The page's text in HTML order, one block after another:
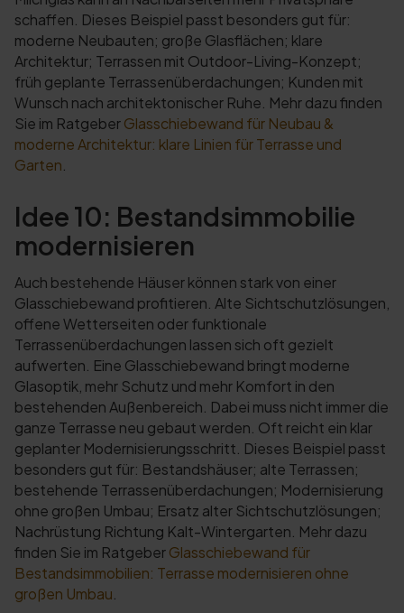
schaffen. Dieses Beispiel passt besonders gut für:
moderne Neubauten; große Glasflächen; klare
Architektur; Terrassen mit Outdoor-Living-Konzept;
früh geplante Terrassenüberdachungen; Kunden mit
Wunsch nach architektonischer Ruhe. Mehr dazu finden
Sie im RatgeberGlasschiebewand für Neubau &
moderne Architektur: klare Linien für Terrasse und
Garten
Idee 10: Bestandsimmobilie
modernisieren
Auch bestehende Häuser können stark von einer
Glasschiebewand profitieren. Alte Sichtschutzlösungen,
offene Wetterseiten oder funktionale
Terrassenüberdachungen lassen sich oft gezielt
aufwerten. Eine Glasschiebewand bringt moderne
Glasoptik, mehr Schutz und mehr Komfort in den
bestehenden Außenbereich. Dabei muss nicht immer die
ganze Terrasse neu gebaut werden. Oft reicht ein klar
geplanter Modernisierungsschritt. Dieses Beispiel passt
besonders gut für: Bestandshäuser; alte Terrassen;
bestehende Terrassenüberdachungen; Modernisierung
ohne großen Umbau; Ersatz alter Sichtschutzlösungen;
Nachrüstung Richtung Kalt-Wintergarten. Mehr dazu
finden Sie im RatgeberGlasschiebewand für
Bestandsimmobilien: Terrasse modernisieren ohne
großen Umbau